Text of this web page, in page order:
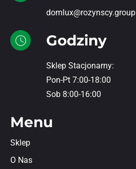
domlux@rozynscy.group
Godziny
Sklep Stacjonarny:
Pon-Pt 7:00-18:00
Sob 8:00-16:00
Menu
Sklep
O Nas